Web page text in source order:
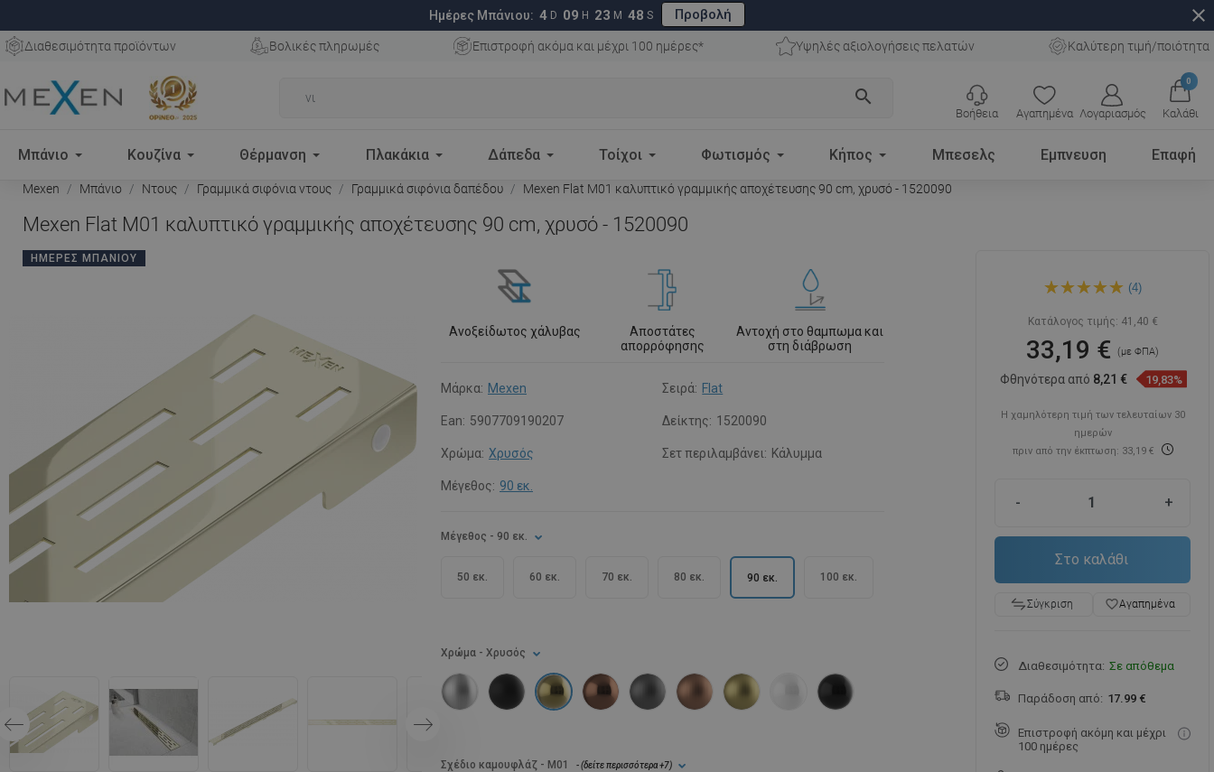
Ημέρες Μπάνιου: 4 D 09 H 23 M 47 S Προβολή close
Διαθεσιμότητα προϊόντων Βολικές πληρωμές Επιστροφή ακόμα και μέχρι 100 ημέρες* Υψηλές αξιολογήσεις πελατών Καλύτερη τιμή/ποιότητα
search
Αγαπημένα Λογαριασμός
0
Καλάθι
Βοήθεια
Μπάνιο Κουζίνα Θέρμανση Πλακάκια Δάπεδα Τοίχοι Φωτισμός Κήπος Μπεσελς Εμπνευση Επαφή
Mexen Μπάνιο Ντους Γραμμικά σιφόνια ντους Γραμμικά σιφόνια δαπέδου Mexen Flat M01 καλυπτικό γραμμικής αποχέτευσης 90 cm, χρυσό - 1520090
Mexen Flat M01 καλυπτικό γραμμικής αποχέτευσης 90 cm, χρυσό - 1520090
ΗΜΈΡΕΣ ΜΠΆΝΙΟΥ
Ανοξείδωτος χάλυβας
Αποστάτες
απορρόφησης
Αντοχή στο θαμπωμα και
στη διάβρωση
Μάρκα: Mexen Σειρά: Flat
Ean: 5907709190207 Δείκτης: 1520090
Χρώμα: Χρυσός Σετ περιλαμβάνει: Κάλυμμα
Μέγεθος: 90 εκ.
Μέγεθος - 90 εκ.
50 εκ. 60 εκ. 70 εκ. 80 εκ. 90 εκ. 100 εκ.
Χρώμα - Χρυσός
Σχέδιο καμουφλάζ - M01 - (δείτε περισσότερα+7)
γραμμικής αποχέτευσης 90
(4)
Κατάλογος τιμής: 41,40 €
33,19 €(με ΦΠΑ)
Φθηνότερα από 8,21 € 19,83%
Η χαμηλότερη τιμή των τελευταίων 30
ημερών
πριν από την έκπτωση: 33,19 €
- +
Στο καλάθι
Σύγκριση favorite_borderΑγαπημένα
Διαθεσιμότητα: Σε απόθεμα
Παράδοση από: 17.99 €
Επιστροφή ακόμη και μέχρι
100 ημέρες